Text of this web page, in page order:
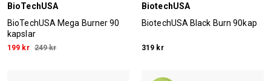
BioTechUSA
BioTechUSA Mega Burner 90
kapslar
199 kr 249 kr
BiotechUSA
BiotechUSA Black Burn 90kap
319 kr